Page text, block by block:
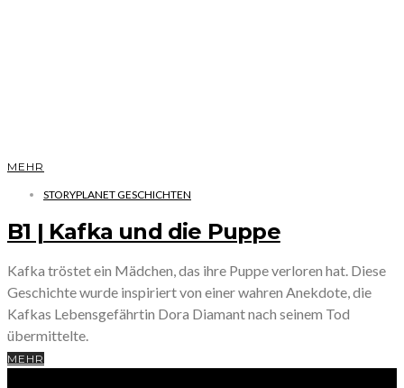
MEHR
STORYPLANET GESCHICHTEN
B1 | Kafka und die Puppe
Kafka tröstet ein Mädchen, das ihre Puppe verloren hat. Diese
Geschichte wurde inspiriert von einer wahren Anekdote, die
Kafkas Lebensgefährtin Dora Diamant nach seinem Tod
übermittelte.
MEHR